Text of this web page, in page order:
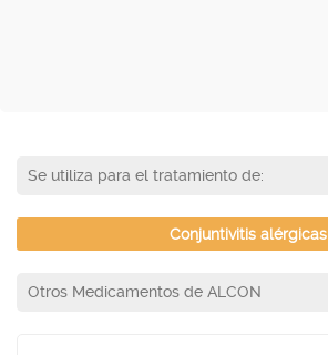
Se utiliza para el tratamiento de:
Conjuntivitis alérgicas
Otros Medicamentos de ALCON